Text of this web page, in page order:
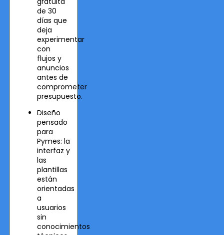
de 30
días que
deja
experimentar
con
flujos y
anuncios
antes de
comprometer
presupuesto.
Diseño
pensado
para
Pymes: la
interfaz y
las
plantillas
están
orientadas
a
usuarios
sin
conocimientos